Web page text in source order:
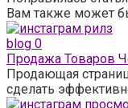
Вам также может
blog 0
Продажа Товаров
Продающая
сделать